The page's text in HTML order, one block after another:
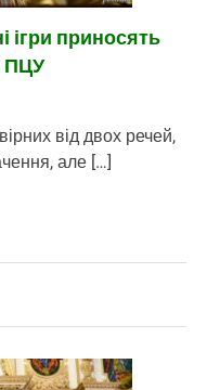
ігри приносять
ПЦУ
від двох речей,
але […]